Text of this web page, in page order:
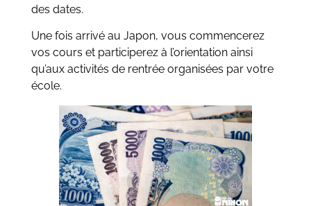
des dates.
Une fois arrivé au Japon, vous commencerez
vos cours et participerez à l’orientation ainsi
qu’aux activités de rentrée organisées par votre
école.